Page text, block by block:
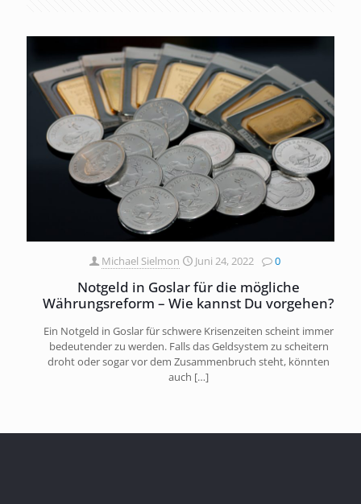
Michael Sielmon Juni 24, 2022 0
Notgeld in Goslar für die mögliche
Währungsreform – Wie kannst Du vorgehen?
Ein Notgeld in Goslar für schwere Krisenzeiten scheint immer
bedeutender zu werden. Falls das Geldsystem zu scheitern
droht oder sogar vor dem Zusammenbruch steht, könnten
auch […]